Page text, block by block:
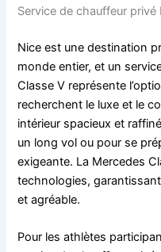
Service de chauffeur privé
Nice est une destination
monde entier, et un
Classe V représente
recherchent le luxe et le
intérieur spacieux et
un long vol ou pour se
exigeante. La Mercedes
technologies,
et agréable.
Pour les athlètes